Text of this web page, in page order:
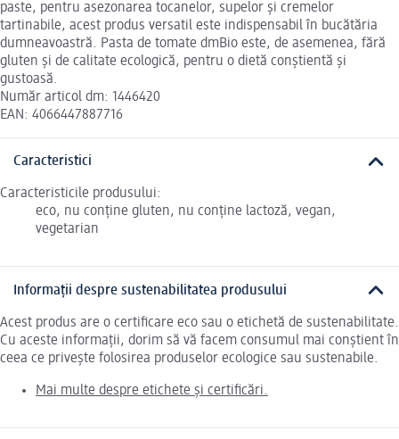
paste, pentru asezonarea tocanelor, supelor și cremelor
tartinabile, acest produs versatil este indispensabil în bucătăria
dumneavoastră. Pasta de tomate dmBio este, de asemenea, fără
gluten și de calitate ecologică, pentru o dietă conștientă și
gustoasă.
Număr articol dm: 1446420
EAN: 4066447887716
Caracteristici
Caracteristicile produsului:
eco, nu conține gluten, nu conține lactoză, vegan,
vegetarian
Informații despre sustenabilitatea produsului
Acest produs are o certificare eco sau o etichetă de sustenabilitate.
Cu aceste informații, dorim să vă facem consumul mai conștient în
ceea ce privește folosirea produselor ecologice sau sustenabile.
Mai multe despre etichete și certificări.